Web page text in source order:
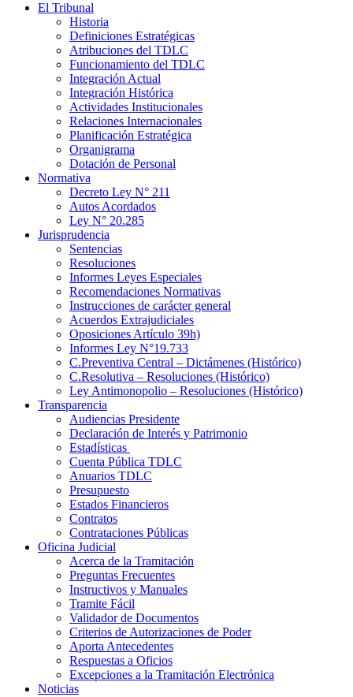
El Tribunal
Historia
Definiciones Estratégicas
Atribuciones del TDLC
Funcionamiento del TDLC
Integración Actual
Integración Histórica
Actividades Institucionales
Relaciones Internacionales
Planificación Estratégica
Organigrama
Dotación de Personal
Normativa
Decreto Ley N° 211
Autos Acordados
Ley N° 20.285
Jurisprudencia
Sentencias
Resoluciones
Informes Leyes Especiales
Recomendaciones Normativas
Instrucciones de carácter general
Acuerdos Extrajudiciales
Oposiciones Artículo 39h)
Informes Ley N°19.733
C.Preventiva Central – Dictámenes (Histórico)
C.Resolutiva – Resoluciones (Histórico)
Ley Antimonopolio – Resoluciones (Histórico)
Transparencia
Audiencias Presidente
Declaración de Interés y Patrimonio
Estadísticas
Cuenta Pública TDLC
Anuarios TDLC
Presupuesto
Estados Financieros
Contratos
Contrataciones Públicas
Oficina Judicial
Acerca de la Tramitación
Preguntas Frecuentes
Instructivos y Manuales
Tramite Fácil
Validador de Documentos
Criterios de Autorizaciones de Poder
Aporta Antecedentes
Respuestas a Oficios
Excepciones a la Tramitación Electrónica
Noticias